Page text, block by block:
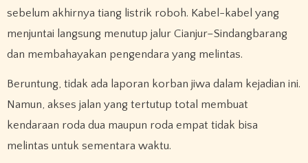
sebelum akhirnya tiang listrik roboh. Kabel-kabel yang
menjuntai langsung menutup jalur Cianjur–Sindangbarang
dan membahayakan pengendara yang melintas.
Beruntung, tidak ada laporan korban jiwa dalam kejadian ini.
Namun, akses jalan yang tertutup total membuat
kendaraan roda dua maupun roda empat tidak bisa
melintas untuk sementara waktu.